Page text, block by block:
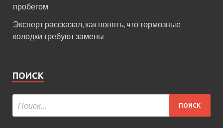
пробегом
Эксперт рассказал, как понять, что тормозные
колодки требуют замены
ПОИСК